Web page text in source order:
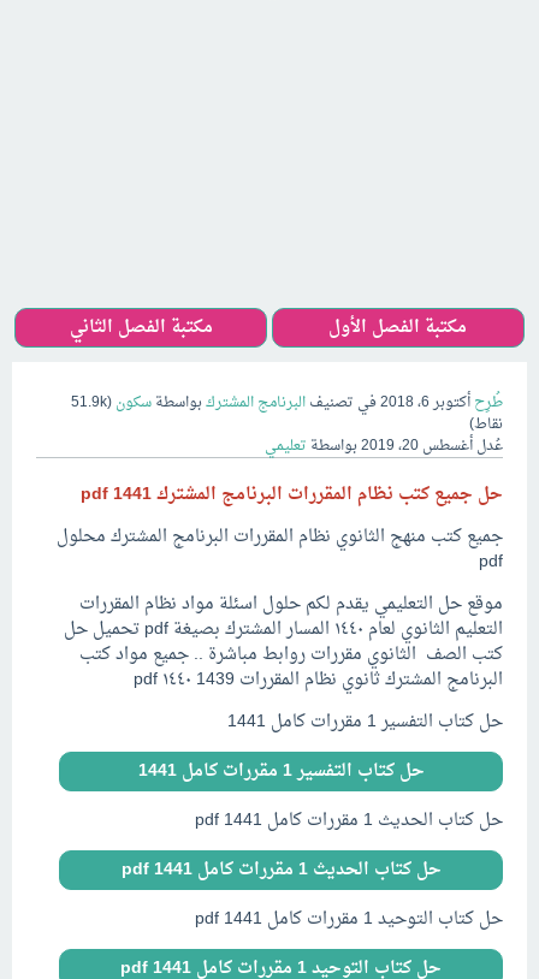
مكتبة الفصل الأول مكتبة الفصل الثاني
طُرِحأكتوبر 6، 2018 في تصنيفالبرنامج المشتركبواسطةسكون(
51.9k
نقاط)
عُدلأغسطس 20، 2019 بواسطة تعليمي
حل جميع كتب نظام المقررات البرنامج المشترك 1441 pdf
جميع كتب منهج الثانوي نظام المقررات البرنامج المشترك محلول
pdf
موقع حل التعليمي يقدم لكم حلول اسئلة مواد نظام المقررات
التعليم الثانوي لعام ١٤٤٠ المسار المشترك بصيغة pdf تحميل حل
كتب الصف الثانوي مقررات روابط مباشرة .. جميع مواد كتب
البرنامج المشترك ثانوي نظام المقررات 1439 ١٤٤٠ pdf
حل كتاب التفسير 1 مقررات كامل 1441
حل كتاب التفسير 1 مقررات كامل 1441
حل كتاب الحديث 1 مقررات كامل pdf 1441
حل كتاب الحديث 1 مقررات كامل pdf 1441
حل كتاب التوحيد 1 مقررات كامل pdf 1441
حل كتاب التوحيد 1 مقررات كامل pdf 1441